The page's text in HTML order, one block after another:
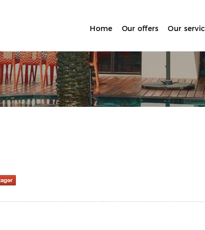
Home Our offers Our